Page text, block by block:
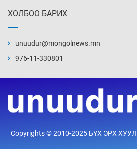
5 цаг 44 мин
5 цаг 59 мин
бүртгэлийг энэ
ХОЛБОО БАРИХ
unuudur@mongolnews.mn
976-11-330801
Copyrights © 2010-2025 БҮХ ЭРХ